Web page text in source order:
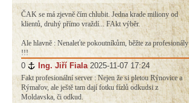
ČAK se má zjevně čím chlubit. Jedna krade miliony od
klientů, druhý přímo vraždí... FAkt výběr.
Ale hlavně : Nenaleťte pokoutníkům, běžte za profesionály
!!!
0 # Ing. Jiří Fiala 2025-11-07 17:24
Fakt profesionální server : Nejen že si pletou Rýnovice a
Rýmařov, ale ještě tam dají fotku fízlů odkudsi z
Moldavska, či odkud.